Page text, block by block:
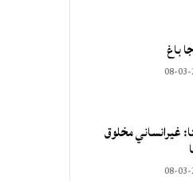
باغ
08-
غيرانساني مخلوق
08-